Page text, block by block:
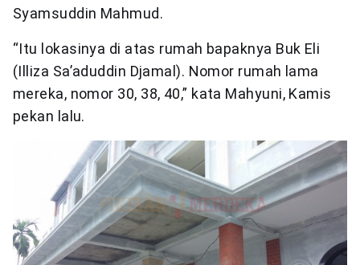
Syamsuddin Mahmud.
“Itu lokasinya di atas rumah bapaknya Buk Eli
(Illiza Sa’aduddin Djamal). Nomor rumah lama
mereka, nomor 30, 38, 40,” kata Mahyuni, Kamis
pekan lalu.